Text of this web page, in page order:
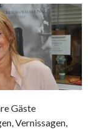
Gäste
Vernissagen,